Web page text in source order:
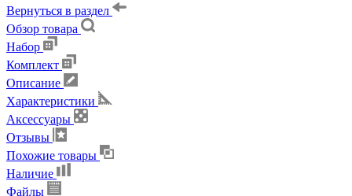
Вернуться в раздел
Обзор товара
Набор
Комплект
Описание
Характеристики
Аксессуары
Отзывы
Похожие товары
Наличие
Файлы